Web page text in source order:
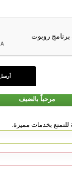
مرحباً بالضيف
بخدمات مميزة.